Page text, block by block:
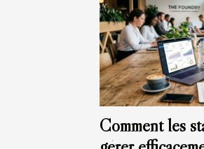
Comment les